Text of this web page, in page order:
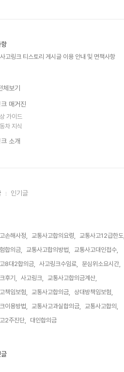
고링크 티스토리 게시글 이용 안내 및 면책사항
체보기
매거진
가이드
차 지식
소개
인기글
손해사정, 교통사고합의요령,
교통사고12급한도,
합의금,
교통사고합의방법,
교통사고대인접수,
8대2합의금,
사고링크수임료,
분심위소요시간,
후기,
사고링크,
교통사고합의금계산,
책임보험,
교통사고합의금,
상대방책임보험,
이용방법,
교통사고과실합의금,
교통사고합의,
2주진단,
대인합의금,